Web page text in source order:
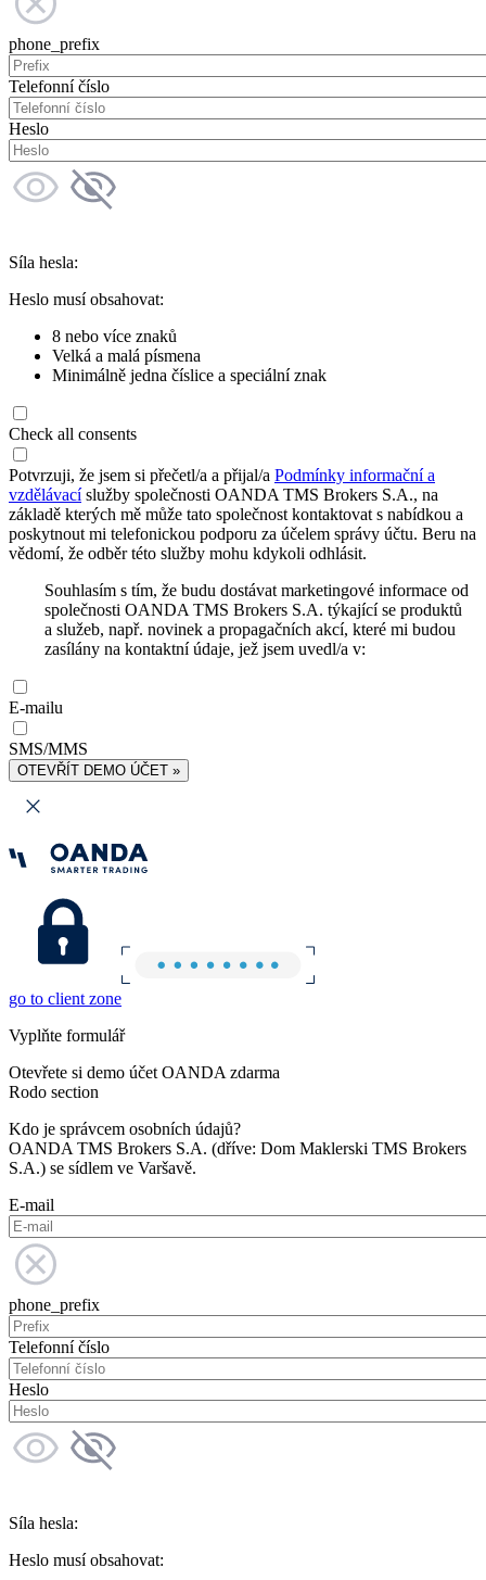
phone_prefix
Telefonní číslo
Heslo
Síla hesla:
Heslo musí obsahovat:
8 nebo více znaků
Velká a malá písmena
Minimálně jedna číslice a speciální znak
Check all consents
Potvrzuji, že jsem si přečetl/a a přijal/a Podmínky informační a
vzdělávacíslužby společnosti OANDA TMS Brokers S.A., na
základě kterých mě může tato společnost kontaktovat s nabídkou a
poskytnout mi telefonickou podporu za účelem správy účtu. Beru na
vědomí, že odběr této služby mohu kdykoli odhlásit.
Souhlasím s tím, že budu dostávat marketingové informace od
společnosti OANDA TMS Brokers S.A. týkající se produktů
a služeb, např. novinek a propagačních akcí, které mi budou
zasílány na kontaktní údaje, jež jsem uvedl/a v:
E-mailu
SMS/MMS
OTEVŘÍT DEMO ÚČET »
go to client zone
Vyplňte formulář
Otevřete si demo účet OANDA zdarma
Rodo section
Kdo je správcem osobních údajů?
OANDA TMS Brokers S.A. (dříve: Dom Maklerski TMS Brokers
S.A.) se sídlem ve Varšavě.
E-mail
phone_prefix
Telefonní číslo
Heslo
Síla hesla:
Heslo musí obsahovat: